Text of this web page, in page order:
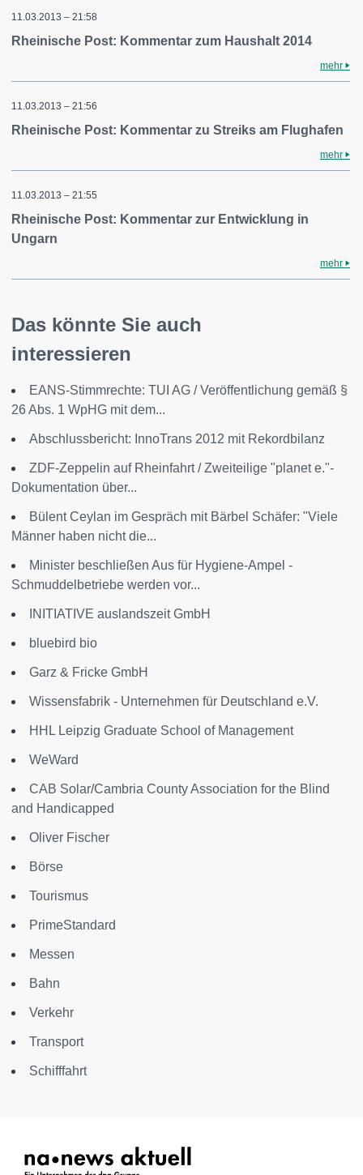
11.03.2013 – 21:58
Rheinische Post: Kommentar zum Haushalt 2014
mehr
11.03.2013 – 21:56
Rheinische Post: Kommentar zu Streiks am Flughafen
mehr
11.03.2013 – 21:55
Rheinische Post: Kommentar zur Entwicklung in
Ungarn
mehr
Das könnte Sie auch
interessieren
EANS-Stimmrechte: TUI AG / Veröffentlichung gemäß §
26 Abs. 1 WpHG mit dem...
Abschlussbericht: InnoTrans 2012 mit Rekordbilanz
ZDF-Zeppelin auf Rheinfahrt / Zweiteilige "planet e."-
Dokumentation über...
Bülent Ceylan im Gespräch mit Bärbel Schäfer: "Viele
Männer haben nicht die...
Minister beschließen Aus für Hygiene-Ampel -
Schmuddelbetriebe werden vor...
INITIATIVE auslandszeit GmbH
bluebird bio
Garz & Fricke GmbH
Wissensfabrik - Unternehmen für Deutschland e.V.
HHL Leipzig Graduate School of Management
WeWard
CAB Solar/Cambria County Association for the Blind
and Handicapped
Oliver Fischer
Börse
Tourismus
PrimeStandard
Messen
Bahn
Verkehr
Transport
Schifffahrt